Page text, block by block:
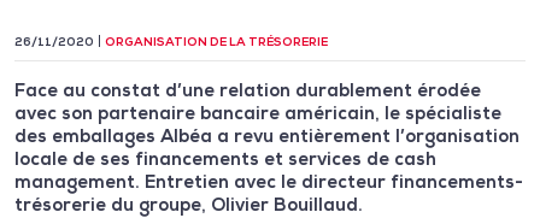
26/11/2020 ORGANISATION DE LA TRÉSORERIE
Face au constat d’une relation durablement érodée
avec son partenaire bancaire américain, le spécialiste
des emballages Albéa a revu entièrement l’organisation
locale de ses financements et services de cash
management. Entretien avec le directeur financements-
trésorerie du groupe, Olivier Bouillaud.